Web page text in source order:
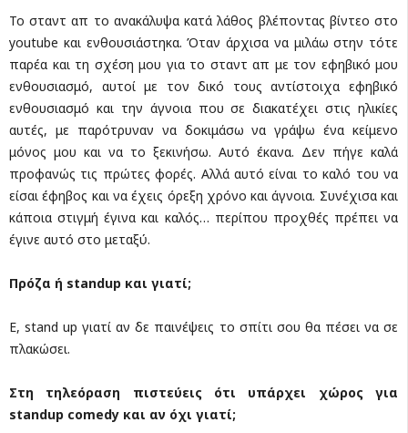
Το σταντ απ το ανακάλυψα κατά λάθος βλέποντας βίντεο στο
youtube και ενθουσιάστηκα. Όταν άρχισα να μιλάω στην τότε
παρέα και τη σχέση μου για το σταντ απ με τον εφηβικό μου
ενθουσιασμό, αυτοί με τον δικό τους αντίστοιχα εφηβικό
ενθουσιασμό και την άγνοια που σε διακατέχει στις ηλικίες
αυτές, με παρότρυναν να δοκιμάσω να γράψω ένα κείμενο
μόνος μου και να το ξεκινήσω. Αυτό έκανα. Δεν πήγε καλά
προφανώς τις πρώτες φορές. Αλλά αυτό είναι το καλό του να
είσαι έφηβος και να έχεις όρεξη χρόνο και άγνοια. Συνέχισα και
κάποια στιγμή έγινα και καλός… περίπου προχθές πρέπει να
έγινε αυτό στο μεταξύ.
Πρόζα ή standup και γιατί;
Ε, stand up γιατί αν δε παινέψεις το σπίτι σου θα πέσει να σε
πλακώσει.
Στη τηλεόραση πιστεύεις ότι υπάρχει χώρος για
standup comedy και αν όχι γιατί;